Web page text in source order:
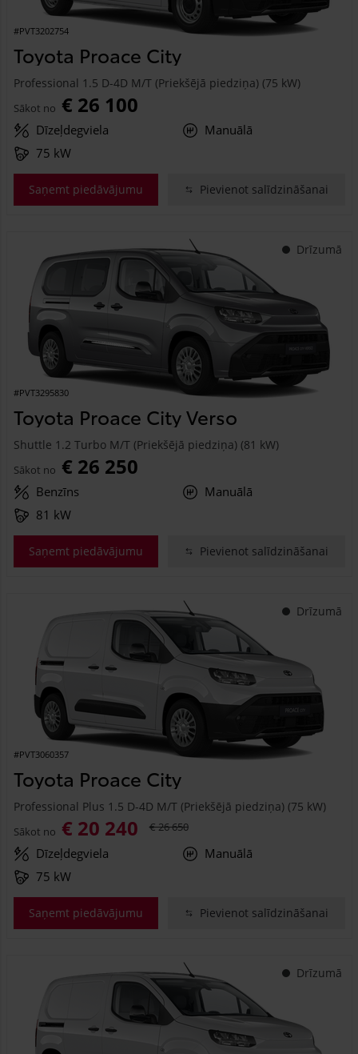
#PVT3202754
Toyota Proace City
Professional 1.5 D-4D M/T (Priekšējā piedziņa) (75 kW)
Sākot no € 26 100
Dīzeļdegviela
Manuālā
75 kW
Saņemt piedāvājumu Pievienot salīdzināšanai
Drīzumā
#PVT3295830
Toyota Proace City Verso
Shuttle 1.2 Turbo M/T (Priekšējā piedziņa) (81 kW)
Sākot no € 26 250
Benzīns
Manuālā
81 kW
Saņemt piedāvājumu Pievienot salīdzināšanai
Drīzumā
#PVT3060357
Toyota Proace City
Professional Plus 1.5 D-4D M/T (Priekšējā piedziņa) (75 kW)
Sākot no € 20 240 € 26 650
Dīzeļdegviela
Manuālā
75 kW
Saņemt piedāvājumu Pievienot salīdzināšanai
Drīzumā